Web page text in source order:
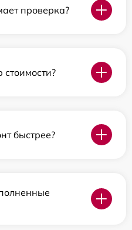
проверка?
быстрее?